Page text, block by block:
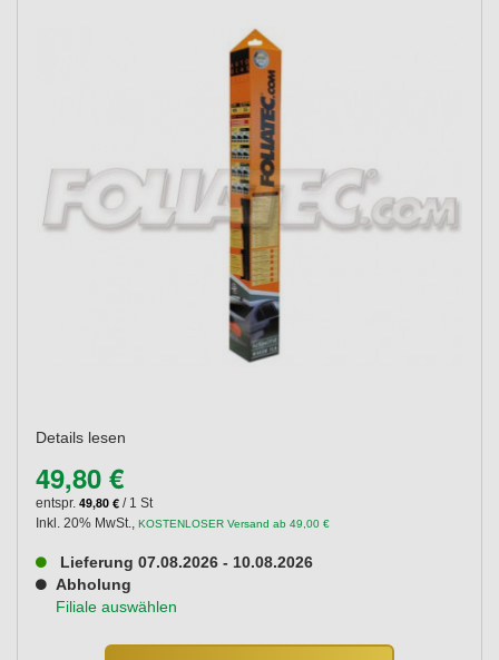
Details lesen
49,80 €
entspr. 49,80 € / 1 St
Inkl. 20% MwSt., KOSTENLOSER Versand ab 49,00 €
Lieferung 07.08.2026 - 10.08.2026
Abholung
Filiale auswählen